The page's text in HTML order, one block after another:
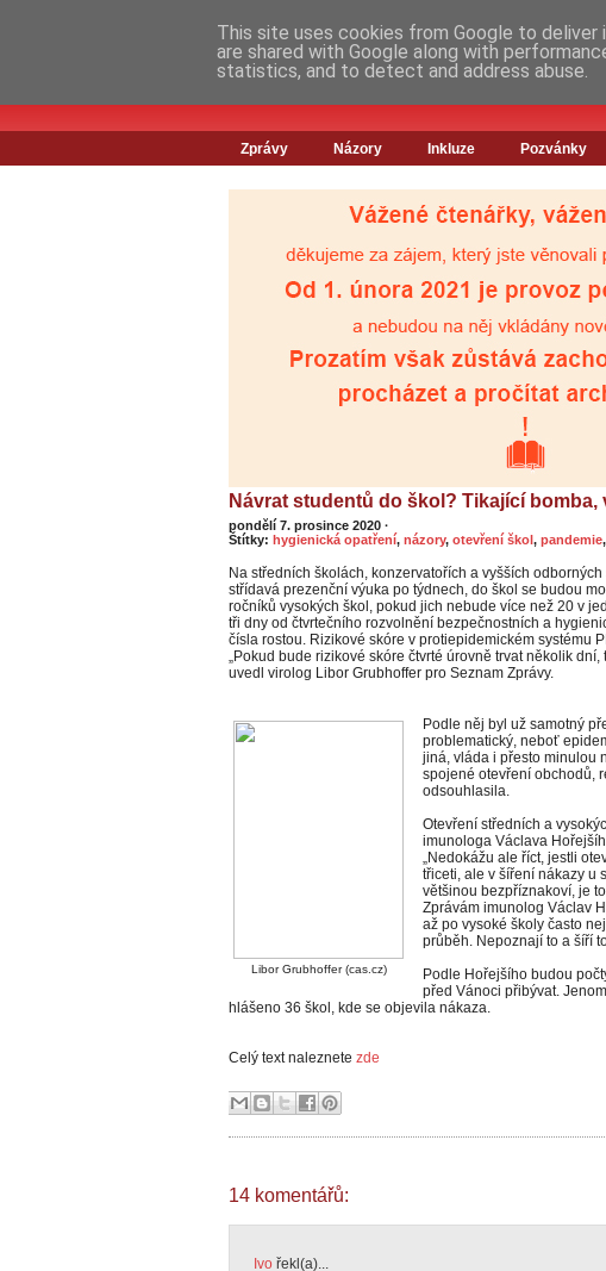
Zprávy Názory Inkluze Pozvánky
Návrat studentů do škol? Tikající bomba,
pondělí 7. prosince 2020 ·
Štítky: hygienická opatření, názory, otevření škol, pandemie,
Na středních školách, konzervatořích a vyšších
střídavá prezenční výuka po týdnech, do škol se budou
ročníků vysokých škol, pokud jich nebude více než 20 v
tři dny od čtvrtečního rozvolnění bezpečnostních a
čísla rostou. Rizikové skóre v protiepidemickém systému
„Pokud bude rizikové skóre čtvrté úrovně trvat několik dní,
uvedl virolog Libor Grubhoffer pro Seznam Zprávy.
Libor Grubhoffer (cas.cz)
Podle něj byl už samotný
problematický, neboť
jiná, vláda i přesto minulou
spojené otevření obchodů,
odsouhlasila.
Otevření středních a
imunologa Václava
„Nedokážu ale říct, jestli
třiceti, ale v šíření nákazy u
většinou bezpříznakoví, je
Zprávám imunolog Václav
až po vysoké školy často
průběh. Nepoznají to a šíří
Podle Hořejšího budou
před Vánoci přibývat.
hlášeno 36 škol, kde se objevila nákaza.
Celý text naleznete zde
14 komentářů:
Ivo řekl(a)...
This site uses cookies from Google to
are shared with Google along with
statistics, and to detect and address abuse.